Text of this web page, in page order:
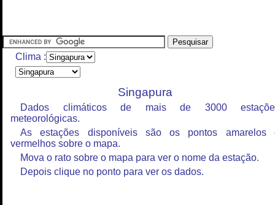
Clima :
Singapura
Dados climáticos de mais de 3000
meteorológicas.
As estações disponíveis são os pontos amarelos
vermelhos sobre o mapa.
Mova o rato sobre o mapa para ver o nome da estação.
Depois clique no ponto para ver os dados.